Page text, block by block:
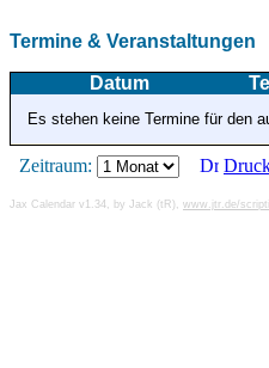
Termine & Veranstaltungen
Datum
Es stehen keine Termine für den
Zeitraum:
Jax Calendar v1.34, by Jack (tR), www.jtr.de/